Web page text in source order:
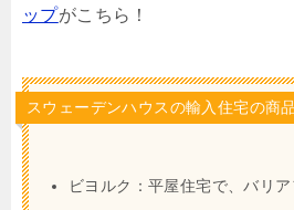
ップがこちら！
スウェーデンハウスの輸入住宅の商
ビヨルク：平屋住宅で、バリア